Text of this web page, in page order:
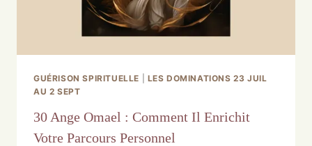
GUÉRISON SPIRITUELLE
LES DOMINATIONS 23 JUIL
AU 2 SEPT
30 Ange Omael : Comment Il Enrichit
Votre Parcours Personnel